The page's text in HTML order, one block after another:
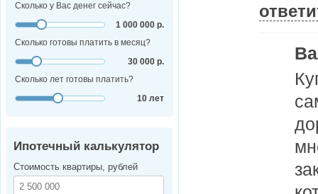
Сколько у Вас денег сейчас?
1 000 000 р.
Сколько готовы платить в месяц?
30 000 р.
Сколько лет готовы платить?
10 лет
Ипотечный калькулятор
Стоимость квартиры, рублей